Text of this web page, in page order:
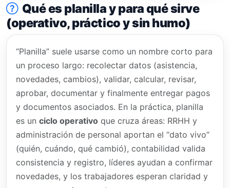
Qué es planilla y para qué sirve
(operativo, práctico y sin humo)
“Planilla” suele usarse como un nombre corto para
un proceso largo: recolectar datos (asistencia,
novedades, cambios), validar, calcular, revisar,
aprobar, documentar y finalmente entregar pagos
y documentos asociados. En la práctica, planilla
es unciclo operativo que cruza áreas: RRHH y
administración de personal aportan el “dato vivo”
(quién, cuándo, qué cambió), contabilidad valida
consistencia y registro, líderes ayudan a confirmar
novedades, y los trabajadores esperan claridad y